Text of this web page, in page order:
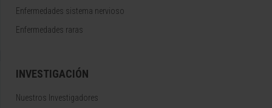
Enfermedades sistema nervioso
Enfermedades raras
INVESTIGACIÓN
Nuestros Investigadores